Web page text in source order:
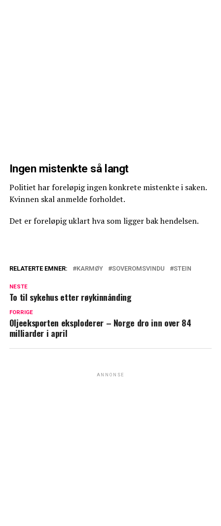
Ingen mistenkte så langt
Politiet har foreløpig ingen konkrete mistenkte i saken.
Kvinnen skal anmelde forholdet.
Det er foreløpig uklart hva som ligger bak hendelsen.
RELATERTE EMNER: KARMØY SOVEROMSVINDU STEIN
NESTE
To til sykehus etter røykinnånding
FORRIGE
Oljeeksporten eksploderer – Norge dro inn over 84
milliarder i april
ANNONSE